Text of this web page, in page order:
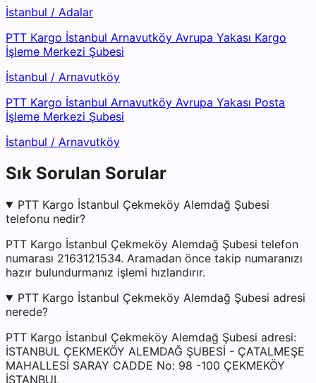
İstanbul / Adalar
PTT Kargo İstanbul Arnavutköy Avrupa Yakası Kargo
İşleme Merkezi Şubesi
İstanbul / Arnavutköy
PTT Kargo İstanbul Arnavutköy Avrupa Yakası Posta
İşleme Merkezi Şubesi
İstanbul / Arnavutköy
Sık Sorulan Sorular
PTT Kargo İstanbul Çekmeköy Alemdağ Şubesi
telefonu nedir?
PTT Kargo İstanbul Çekmeköy Alemdağ Şubesi telefon
numarası 2163121534. Aramadan önce takip numaranızı
hazır bulundurmanız işlemi hızlandırır.
PTT Kargo İstanbul Çekmeköy Alemdağ Şubesi adresi
nerede?
PTT Kargo İstanbul Çekmeköy Alemdağ Şubesi adresi:
İSTANBUL ÇEKMEKÖY ALEMDAĞ ŞUBESİ - ÇATALMEŞE
MAHALLESİ SARAY CADDE No: 98 -100 ÇEKMEKÖY
İSTANBUL